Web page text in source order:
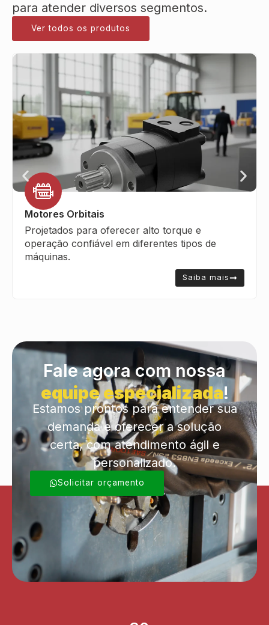
para atender diversos segmentos.
Ver todos os produtos
Motores Orbitais
Projetados para oferecer alto torque e
operação confiável em diferentes tipos de
máquinas.
Saiba mais
Fale agora com nossa
equipe especializada!
Estamos prontos para entender sua
demanda e oferecer a solução
certa, com atendimento ágil e
personalizado.
Solicitar orçamento